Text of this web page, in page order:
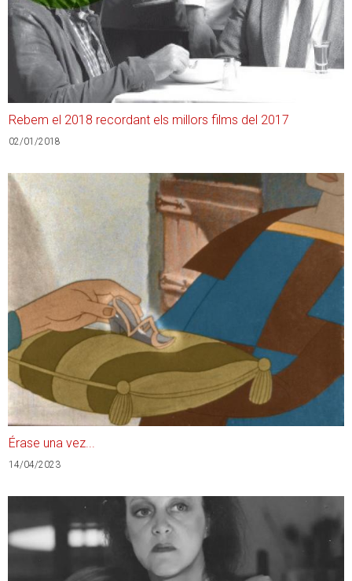
Rebem el 2018 recordant els millors films del 2017
02/01/2018
Érase una vez...
14/04/2023